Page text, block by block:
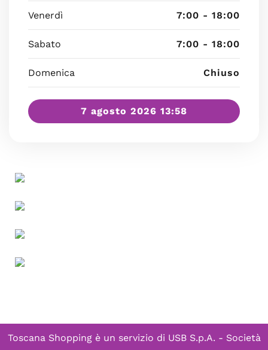
Venerdì 7:00 - 18:00
Sabato 7:00 - 18:00
Domenica Chiuso
7 agosto 2026 13:58
Toscana Shopping è un servizio di USB S.p.A. - Società